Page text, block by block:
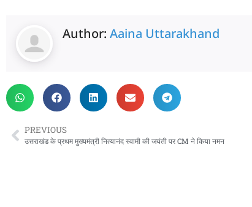
Author: Aaina Uttarakhand
PREVIOUS
उत्तराखंड के प्रथम मुख्यमंत्री नित्यानंद स्वामी की जयंती पर CM ने किया नमन